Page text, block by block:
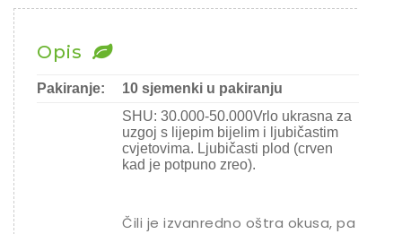
Opis
Pakiranje: 10 sjemenki u pakiranju
SHU: 30.000-50.000Vrlo ukrasna za
uzgoj s lijepim bijelim i ljubičastim
cvjetovima. Ljubičasti plod (crven
kad je potpuno zreo).
Čili je izvanredno oštra okusa, pa